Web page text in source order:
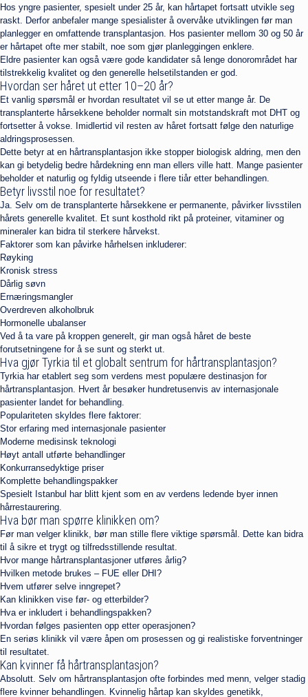
Hos yngre pasienter, spesielt under 25 år, kan hårtapet fortsatt utvikle seg
raskt. Derfor anbefaler mange spesialister å overvåke utviklingen før man
planlegger en omfattende transplantasjon. Hos pasienter mellom 30 og 50 år
er hårtapet ofte mer stabilt, noe som gjør planleggingen enklere.
Eldre pasienter kan også være gode kandidater så lenge donorområdet har
tilstrekkelig kvalitet og den generelle helsetilstanden er god.
Hvordan ser håret ut etter 10–20 år?
Et vanlig spørsmål er hvordan resultatet vil se ut etter mange år. De
transplanterte hårsekkene beholder normalt sin motstandskraft mot DHT og
fortsetter å vokse. Imidlertid vil resten av håret fortsatt følge den naturlige
aldringsprosessen.
Dette betyr at en hårtransplantasjon ikke stopper biologisk aldring, men den
kan gi betydelig bedre hårdekning enn man ellers ville hatt. Mange pasienter
beholder et naturlig og fyldig utseende i flere tiår etter behandlingen.
Betyr livsstil noe for resultatet?
Ja. Selv om de transplanterte hårsekkene er permanente, påvirker livsstilen
hårets generelle kvalitet. Et sunt kosthold rikt på proteiner, vitaminer og
mineraler kan bidra til sterkere hårvekst.
Faktorer som kan påvirke hårhelsen inkluderer:
Røyking
Kronisk stress
Dårlig søvn
Ernæringsmangler
Overdreven alkoholbruk
Hormonelle ubalanser
Ved å ta vare på kroppen generelt, gir man også håret de beste
forutsetningene for å se sunt og sterkt ut.
Hva gjør Tyrkia til et globalt sentrum for hårtransplantasjon?
Tyrkia har etablert seg som verdens mest populære destinasjon for
hårtransplantasjon. Hvert år besøker hundretusenvis av internasjonale
pasienter landet for behandling.
Populariteten skyldes flere faktorer:
Stor erfaring med internasjonale pasienter
Moderne medisinsk teknologi
Høyt antall utførte behandlinger
Konkurransedyktige priser
Komplette behandlingspakker
Spesielt Istanbul har blitt kjent som en av verdens ledende byer innen
hårrestaurering.
Hva bør man spørre klinikken om?
Før man velger klinikk, bør man stille flere viktige spørsmål. Dette kan bidra
til å sikre et trygt og tilfredsstillende resultat.
Hvor mange hårtransplantasjoner utføres årlig?
Hvilken metode brukes – FUE eller DHI?
Hvem utfører selve inngrepet?
Kan klinikken vise før- og etterbilder?
Hva er inkludert i behandlingspakken?
Hvordan følges pasienten opp etter operasjonen?
En seriøs klinikk vil være åpen om prosessen og gi realistiske forventninger
til resultatet.
Kan kvinner få hårtransplantasjon?
Absolutt. Selv om hårtransplantasjon ofte forbindes med menn, velger stadig
flere kvinner behandlingen. Kvinnelig hårtap kan skyldes genetikk,